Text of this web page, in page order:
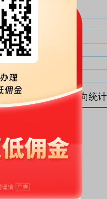
盘后资金流向统计